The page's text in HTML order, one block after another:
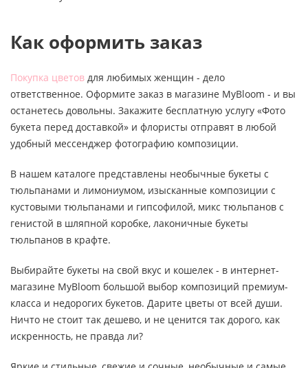
Как оформить заказ
Покупка цветов для любимых женщин - дело
ответственное. Оформите заказ в магазине MyBloom - и вы
останетесь довольны. Закажите бесплатную услугу «Фото
букета перед доставкой» и флористы отправят в любой
удобный мессенджер фотографию композиции.
В нашем каталоге представлены необычные букеты с
тюльпанами и лимониумом, изысканные композиции с
кустовыми тюльпанами и гипсофилой, микс тюльпанов с
генистой в шляпной коробке, лаконичные букеты
тюльпанов в крафте.
Выбирайте букеты на свой вкус и кошелек - в интернет-
магазине MyBloom большой выбор композиций премиум-
класса и недорогих букетов. Дарите цветы от всей души.
Ничто не стоит так дешево, и не ценится так дорого, как
искренность, не правда ли?